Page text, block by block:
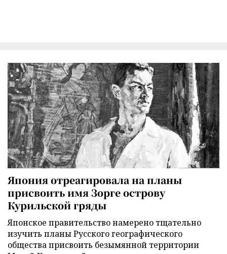
Япония отреагировала на планы
присвоить имя Зорге острову
Курильской гряды
Японское правительство намерено тщательно
изучить планы Русского географического
общества присвоить безымянной территории